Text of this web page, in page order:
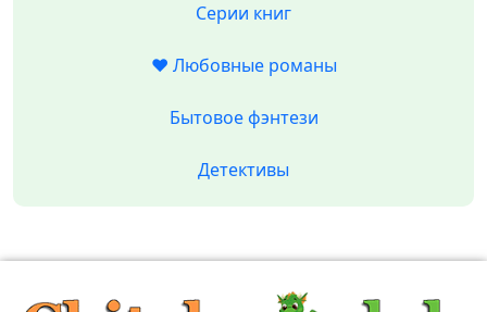
Серии книг
❤️ Любовные романы
Бытовое фэнтези
Детективы